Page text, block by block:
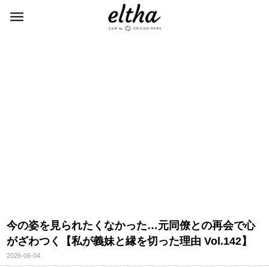
今の姿を見られたくなかった…元同僚との再会で心
がざわつく【私が義妹と縁を切った理由 Vol.142】
2026-06-04